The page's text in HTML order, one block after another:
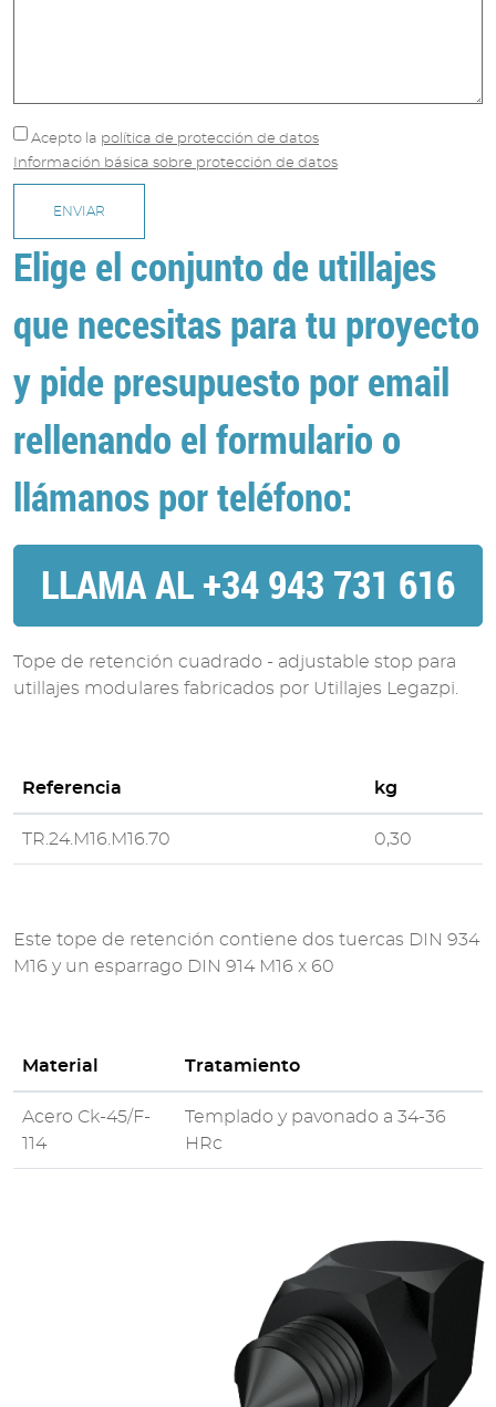
Acepto la política de protección de datos
Información básica sobre protección de datos
ENVIAR
Elige el conjunto de utillajes
que necesitas para tu proyecto
y pide presupuesto por email
rellenando el formulario o
llámanos por teléfono:
LLAMA AL +34 943 731 616
Tope de retención cuadrado - adjustable stop para
utillajes modulares fabricados por Utillajes Legazpi.
Referencia kg
TR.24.M16.M16.70 0,30
Este tope de retención contiene dos tuercas DIN 934
M16 y un esparrago DIN 914 M16 x 60
Material Tratamiento
Acero Ck-45/F-
114
Templado y pavonado a 34-36
HRc